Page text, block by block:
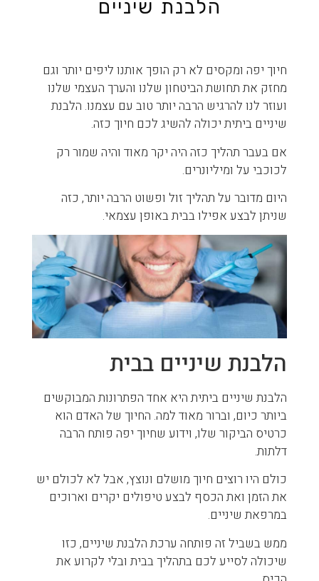
הלבנת שיניים
חיוך יפה ומקסים לא רק הופך אותנו ליפים יותר וגם
מחזק את תחושת הביטחון שלנו והערך העצמי שלנו
ועוזר לנו להרגיש הרבה יותר טוב עם עצמנו. הלבנת
שיניים ביתית יכולה להשיג לכם חיוך כזה.
אם בעבר תהליך כזה היה יקר מאוד והיה שמור רק
לכוכבי על ומיליונרים.
היום מדובר על תהליך זול ופשוט הרבה יותר, כזה
שניתן לבצע אפילו בבית באופן עצמאי.
הלבנת שיניים בבית
הלבנת שיניים ביתית היא אחד הפתרונות המבוקשים
ביותר כיום, וברור מאוד למה. החיוך של האדם הוא
כרטיס הביקור שלו, וידוע שחיוך יפה פותח הרבה
דלתות.
כולם היו רוצים חיוך מושלם ונוצץ, אבל לא לכולם יש
את הזמן ואת הכסף לבצע טיפולים יקרים וארוכים
במרפאת שיניים.
ממש בשביל זה פותחה ערכת הלבנת שיניים, כזו
שיכולה לסייע לכם בתהליך בבית ובלי לקרוע את